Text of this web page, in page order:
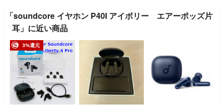
「soundcore イヤホン P40I アイボリー エアーポッズ片
耳」に近い商品
3%還元